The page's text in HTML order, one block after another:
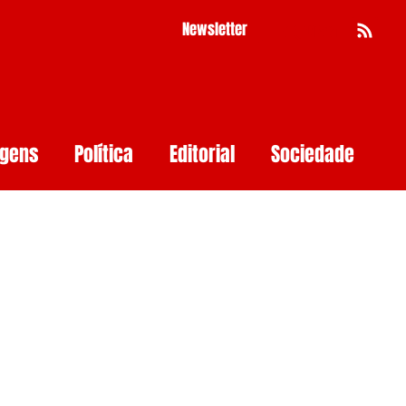
Newsletter
Política Editorial Sociedade